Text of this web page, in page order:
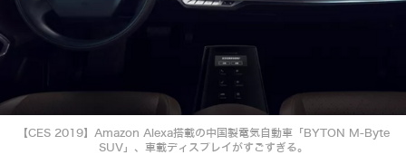
【CES 2019】Amazon Alexa搭載の中国製電気自動車「BYTON M-Byte
SUV」、車載ディスプレイがすごすぎる。